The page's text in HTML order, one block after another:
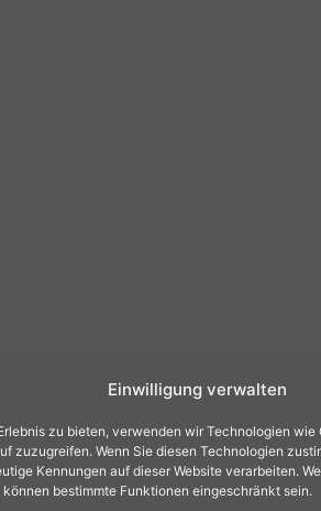
Einwilligung verwalten
zu bieten, verwenden wir Technologien
zuzugreifen. Wenn Sie diesen Technologien
Kennungen auf dieser Website verarbeiten.
bestimmte Funktionen eingeschränkt sein.